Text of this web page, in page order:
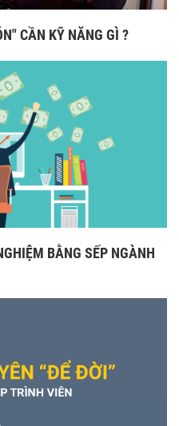
CẦN KỸ NĂNG GÌ ?
BẰNG SẾP NGÀNH